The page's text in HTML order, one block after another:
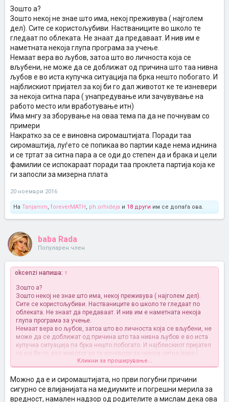
Зошто а?
Зошто некој не знае што има, некој преживува ( најголем
дел). Сите се користољубиви. Настваниците во школо те
гледаат по облеката. Не знаат да предаваат. И нив им е
наметната некоја глупа програма за учење.
Немаат вера во љубов, затоа што во личноста која се
вљубени, не може да се доближат од причина што таа нивна
љубов е во иста купучка ситуација па брка нешто побогато. И
најблискиот пријател за кој би го дал животот ке те изневери
за некоја ситна пара ( унапредување или зачувување на
работо место или вработување итн)
Има мнгу за зборување на оваа тема па да не почнувам со
примери
Накратко за се е виновна сиромаштијата. Поради таа
сиромаштија, луѓето се попикаа во партии каде нема иднина
и се тртат за ситна пара а се оди до степен да и брака и цели
фамилии се испокараат поради таа проклета партија која ке
ги запосли за мизерна плата
20 ноември 2016
На Tanjamm, foreverMATH, ph.orhideja и 18 други им се допаѓа ова.
baba Rada
Популарен член
okcenzi напиша: ↑
Зошто а?
Зошто некој не знае што има, некој преживува ( најголем дел).
Сите се користољубиви. Настваниците во школо те гледаат по
облеката. Не знаат да предаваат. И нив им е наметната некоја
глупа програма за учење.
Немаат вера во љубов, затоа што во личноста која се вљубени, не
може да се доближат од причина што таа нивна љубов е во иста
купучка ситуација па брка нешто побогато. И најблискиот пријател
за кој би го дал животот ке те изневери за некоја ситна пара (
унапредување или зачувување на работо место или вработување
итн)
Има мнгу за зборување на оваа тема па да не почнувам со
примери
Накратко за се е виновна сиромаштијата. Поради таа
Кликни за проширување...
Можно да е и сиромаштијата, но први погубни причини
сигурно се влијанијата на медиумите и погрешни мерила за
вредност, намален надзор од родителите а мислам дека ова